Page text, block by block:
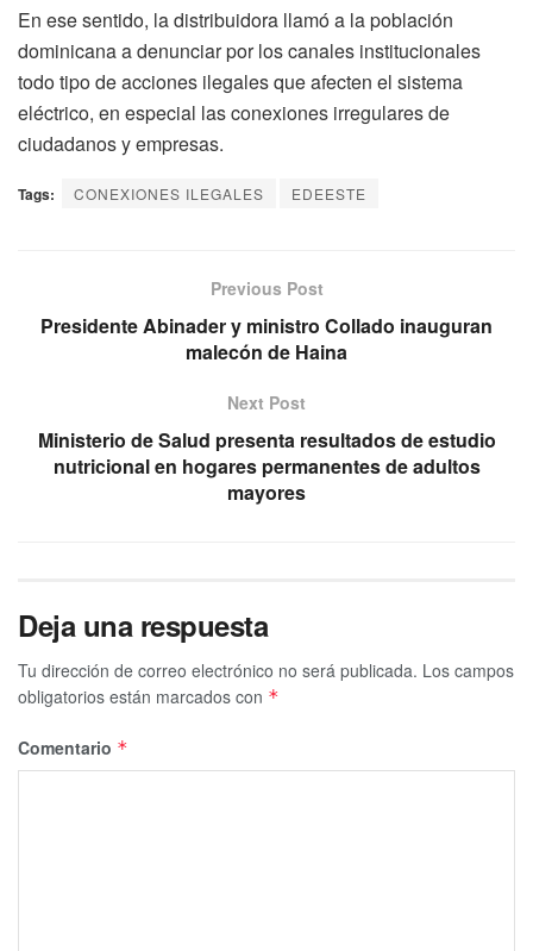
En ese sentido, la distribuidora llamó a la población
dominicana a denunciar por los canales institucionales
todo tipo de acciones ilegales que afecten el sistema
eléctrico, en especial las conexiones irregulares de
ciudadanos y empresas.
Tags: CONEXIONES ILEGALES EDEESTE
Previous Post
Presidente Abinader y ministro Collado inauguran
malecón de Haina
Next Post
Ministerio de Salud presenta resultados de estudio
nutricional en hogares permanentes de adultos
mayores
Deja una respuesta
Tu dirección de correo electrónico no será publicada. Los campos
obligatorios están marcados con *
Comentario *